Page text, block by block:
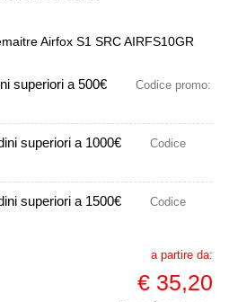
Airfox S1 SRC AIRFS10GR
superiori a 500€
Codice promo:
superiori a 1000€
Codice
superiori a 1500€
Codice
a partire da:
€ 35,20